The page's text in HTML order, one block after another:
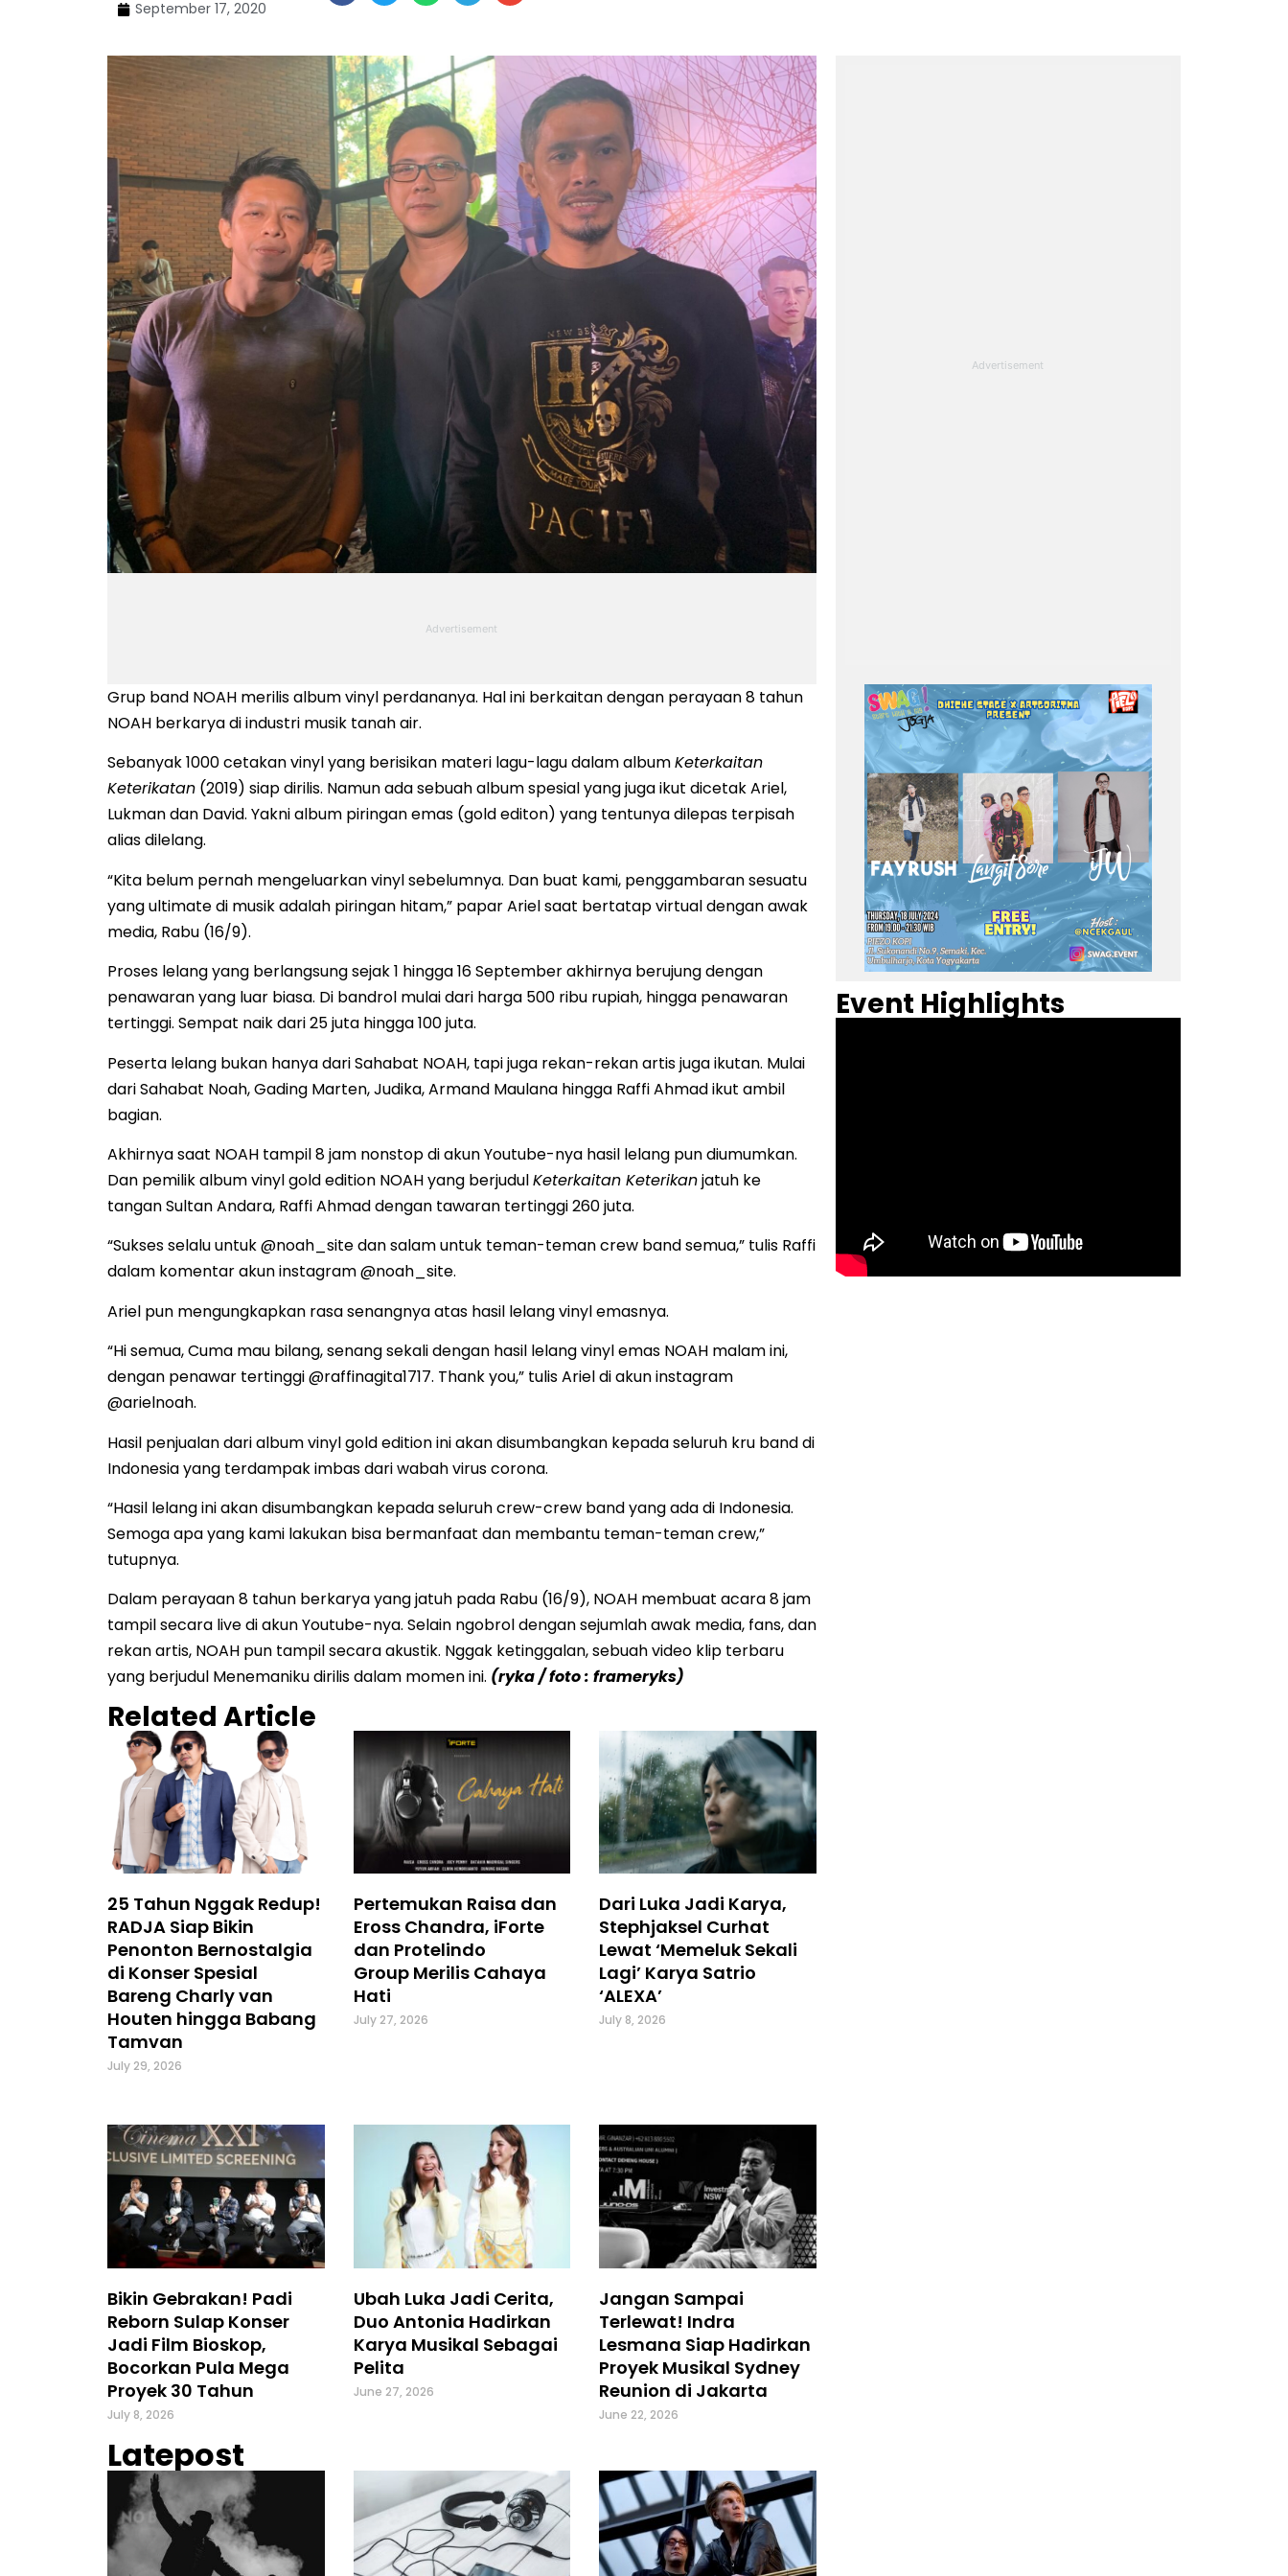
September 17, 2020
Grup band NOAH merilis album vinyl perdananya. Hal ini berkaitan dengan perayaan 8 tahun
NOAH berkarya di industri musik tanah air.
Sebanyak 1000 cetakan vinyl yang berisikan materi lagu-lagu dalam albumKeterkaitan
Keterikatan (2019) siap dirilis. Namun ada sebuah album spesial yang juga ikut dicetak Ariel,
Lukman dan David. Yakni album piringan emas (gold editon) yang tentunya dilepas terpisah
alias dilelang.
“Kita belum pernah mengeluarkan vinyl sebelumnya. Dan buat kami, penggambaran sesuatu
yang ultimate di musik adalah piringan hitam,” papar Ariel saat bertatap virtual dengan awak
media, Rabu (16/9).
Proses lelang yang berlangsung sejak 1 hingga 16 September akhirnya berujung dengan
penawaran yang luar biasa. Di bandrol mulai dari harga 500 ribu rupiah, hingga penawaran
tertinggi. Sempat naik dari 25 juta hingga 100 juta.
Peserta lelang bukan hanya dari Sahabat NOAH, tapi juga rekan-rekan artis juga ikutan. Mulai
dari Sahabat Noah, Gading Marten, Judika, Armand Maulana hingga Raffi Ahmad ikut ambil
bagian.
Akhirnya saat NOAH tampil 8 jam nonstop di akun Youtube-nya hasil lelang pun diumumkan.
Dan pemilik album vinyl gold edition NOAH yang berjudulKeterkaitan Keterikanjatuh ke
tangan Sultan Andara, Raffi Ahmad dengan tawaran tertinggi 260 juta.
“Sukses selalu untuk @noah_site dan salam untuk teman-teman crew band semua,” tulis Raffi
dalam komentar akun instagram @noah_site.
Ariel pun mengungkapkan rasa senangnya atas hasil lelang vinyl emasnya.
“Hi semua, Cuma mau bilang, senang sekali dengan hasil lelang vinyl emas NOAH malam ini,
dengan penawar tertinggi @raffinagita1717. Thank you,” tulis Ariel di akun instagram
@arielnoah.
Hasil penjualan dari album vinyl gold edition ini akan disumbangkan kepada seluruh kru band di
Indonesia yang terdampak imbas dari wabah virus corona.
“Hasil lelang ini akan disumbangkan kepada seluruh crew-crew band yang ada di Indonesia.
Semoga apa yang kami lakukan bisa bermanfaat dan membantu teman-teman crew,”
tutupnya.
Dalam perayaan 8 tahun berkarya yang jatuh pada Rabu (16/9), NOAH membuat acara 8 jam
tampil secara live di akun Youtube-nya. Selain ngobrol dengan sejumlah awak media, fans, dan
rekan artis, NOAH pun tampil secara akustik. Nggak ketinggalan, sebuah video klip terbaru
yang berjudul Menemaniku dirilis dalam momen ini. (ryka / foto : frameryks)
Related Article
25 Tahun Nggak Redup!
RADJA Siap Bikin
Penonton Bernostalgia
di Konser Spesial
Bareng Charly van
Houten hingga Babang
Tamvan
July 29, 2026
Pertemukan Raisa dan
Eross Chandra, iForte
dan Protelindo
Group Merilis Cahaya
Hati
July 27, 2026
Dari Luka Jadi Karya,
Stephjaksel Curhat
Lewat ‘Memeluk Sekali
Lagi’ Karya Satrio
‘ALEXA’
July 8, 2026
Bikin Gebrakan! Padi
Reborn Sulap Konser
Jadi Film Bioskop,
Bocorkan Pula Mega
Proyek 30 Tahun
July 8, 2026
Ubah Luka Jadi Cerita,
Duo Antonia Hadirkan
Karya Musikal Sebagai
Pelita
June 27, 2026
Jangan Sampai
Terlewat! Indra
Lesmana Siap Hadirkan
Proyek Musikal Sydney
Reunion di Jakarta
June 22, 2026
Latepost
Event Highlights